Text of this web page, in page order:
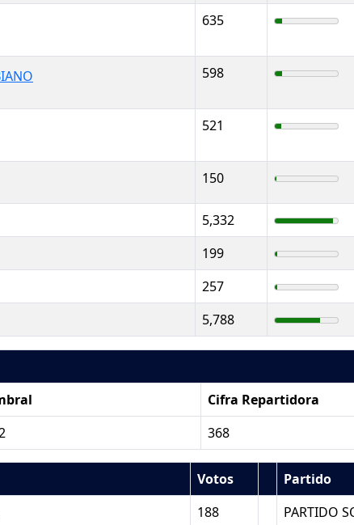
635
598
521
150
5,332
199
257
5,788
Cifra Repartidora
368
Votos
Partido
188 PARTIDO